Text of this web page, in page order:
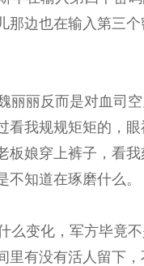
那边也在输入第三
丽丽反而是对血司
看我规规矩矩的，眼
板娘穿上裤子，看
不知道在琢磨什么。
么变化，军方毕竟
里有没有活人留下